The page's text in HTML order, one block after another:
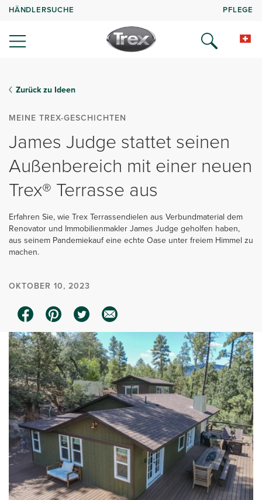
HÄNDLERSUCHE PFLEGE
Zurück zu Ideen
MEINE TREX-GESCHICHTEN
James Judge stattet seinen
Außenbereich mit einer neuen
Trex® Terrasse aus
Erfahren Sie, wie Trex Terrassendielen aus Verbundmaterial dem
Renovator und Immobilienmakler James Judge geholfen haben,
aus seinem Pandemiekauf eine echte Oase unter freiem Himmel zu
machen.
OKTOBER 10, 2023